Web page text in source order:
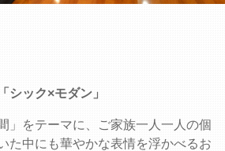
シック×モダン」
」をテーマに、ご家族一人一人の個
た中にも華やかな表情を浮かべるお